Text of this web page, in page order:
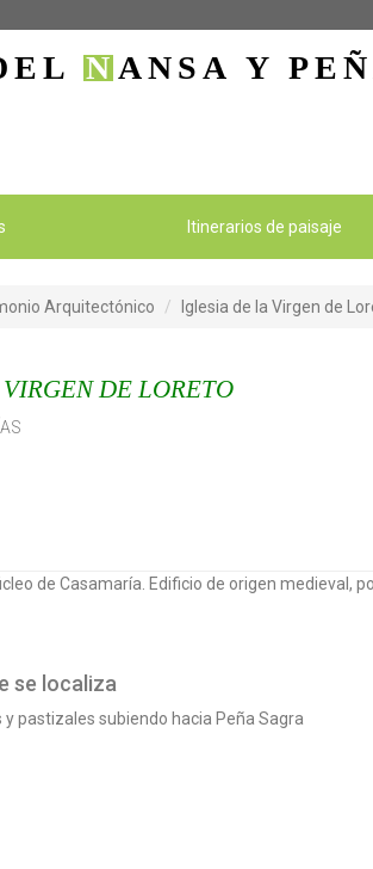
NANSA Y
Itinerarios de paisaje
Arquitectónico Iglesia de la Virgen de
DE LORETO
de Casamaría. Edificio de origen
se localiza
y pastizales subiendo hacia Peña Sagra